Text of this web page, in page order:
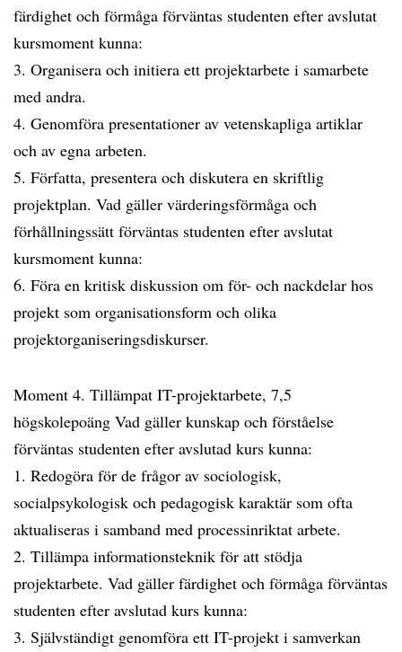
färdighet och förmåga förväntas studenten efter avslutat
kursmoment kunna:
3. Organisera och initiera ett projektarbete i samarbete
med andra.
4. Genomföra presentationer av vetenskapliga artiklar
och av egna arbeten.
5. Författa, presentera och diskutera en skriftlig
projektplan. Vad gäller värderingsförmåga och
förhållningssätt förväntas studenten efter avslutat
kursmoment kunna:
6. Föra en kritisk diskussion om för- och nackdelar hos
projekt som organisationsform och olika
projektorganiseringsdiskurser.
Moment 4. Tillämpat IT-projektarbete, 7,5
högskolepoäng Vad gäller kunskap och förståelse
förväntas studenten efter avslutad kurs kunna:
1. Redogöra för de frågor av sociologisk,
socialpsykologisk och pedagogisk karaktär som ofta
aktualiseras i samband med processinriktat arbete.
2. Tillämpa informationsteknik för att stödja
projektarbete. Vad gäller färdighet och förmåga förväntas
studenten efter avslutad kurs kunna:
3. Självständigt genomföra ett IT-projekt i samverkan